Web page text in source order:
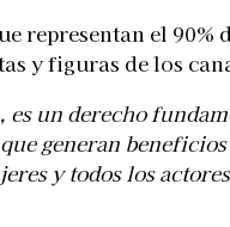
representan el
y figuras de los
un derecho
generan
y todos los